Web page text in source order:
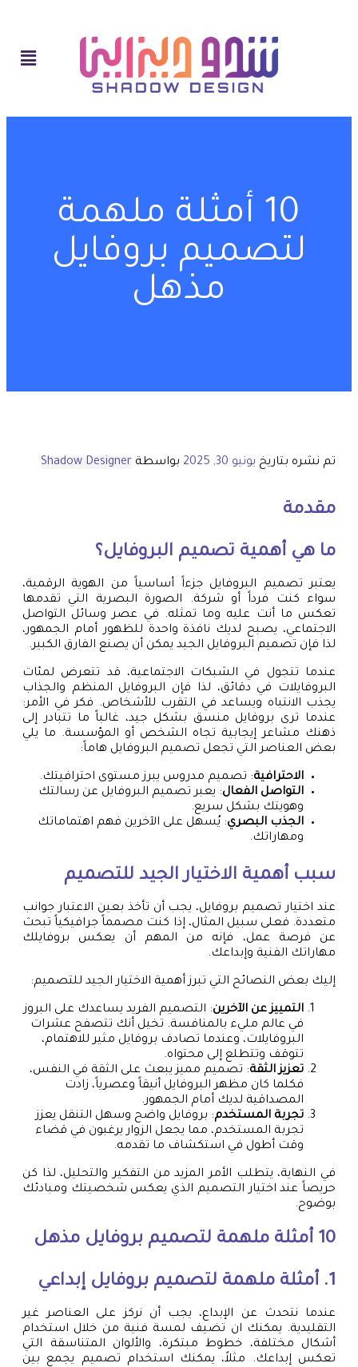
10 أمثلة ملهمة
لتصميم بروفايل
مذهل
تم نشره بتاريخ يونيو 30, 2025 بواسطة Shadow Designer
مقدمة
ما هي أهمية تصميم البروفايل؟
يعتبر تصميم البروفايل جزءاً أساسياً من الهوية الرقمية،
سواء كنت فرداً أو شركة. الصورة البصرية التي تقدمها
تعكس ما أنت عليه وما تمثله. في عصر وسائل التواصل
الاجتماعي، يصبح لديك نافذة واحدة للظهور أمام الجمهور،
لذا فإن تصميم البروفايل الجيد يمكن أن يصنع الفارق الكبير.
عندما تتجول في الشبكات الاجتماعية، قد تتعرض لمئات
البروفايلات في دقائق، لذا فإن البروفايل المنظم والجذاب
يجذب الانتباه ويساعد في التقرب للأشخاص. فكر في الأمر:
عندما ترى بروفايل منسق بشكل جيد، غالباً ما تتبادر إلى
ذهنك مشاعر إيجابية تجاه الشخص أو المؤسسة. ما يلي
بعض العناصر التي تجعل تصميم البروفايل هاماً:
الاحترافية: تصميم مدروس يبرز مستوى احترافيتك.
التواصل الفعال: يعبر تصميم البروفايل عن رسالتك
وهويتك بشكل سريع.
الجذب البصري: يُسهل على الآخرين فهم اهتماماتك
ومهاراتك.
سبب أهمية الاختيار الجيد للتصميم
عند اختيار تصميم بروفايل، يجب أن تأخذ بعين الاعتبار جوانب
متعددة. فعلى سبيل المثال، إذا كنت مصمماً جرافيكياً تبحث
عن فرصة عمل، فإنه من المهم أن يعكس بروفايلك
مهاراتك الفنية وإبداعك.
إليك بعض النصائح التي تبرز أهمية الاختيار الجيد للتصميم:
التمييز عن الآخرين: التصميم الفريد يساعدك على البروز
في عالم مليء بالمنافسة. تخيل أنك تتصفح عشرات
البروفايلات، وعندما تصادف بروفايل مثير للاهتمام،
تتوقف وتتطلع إلى محتواه.
تعزيز الثقة: تصميم مميز يبعث على الثقة في النفس،
فكلما كان مظهر البروفايل أنيقاً وعصرياً، زادت
المصداقية لديك أمام الجمهور.
تجربة المستخدم: بروفايل واضح وسهل التنقل يعزز
تجربة المستخدم، مما يجعل الزوار يرغبون في قضاء
وقت أطول في استكشاف ما تقدمه.
في النهاية، يتطلب الأمر المزيد من التفكير والتحليل، لذا كن
حريصاً عند اختيار التصميم الذي يعكس شخصيتك ومبادئك
بوضوح.
10 أمثلة ملهمة لتصميم بروفايل مذهل
1. أمثلة ملهمة لتصميم بروفايل إبداعي
عندما نتحدث عن الإبداع، يجب أن نركز على العناصر غير
التقليدية. يمكنك ان تضيف لمسة فنية من خلال استخدام
أشكال مختلفة، خطوط مبتكرة، والألوان المتناسقة التي
تعكس إبداعك. مثلاً، يمكنك استخدام تصميم يجمع بين